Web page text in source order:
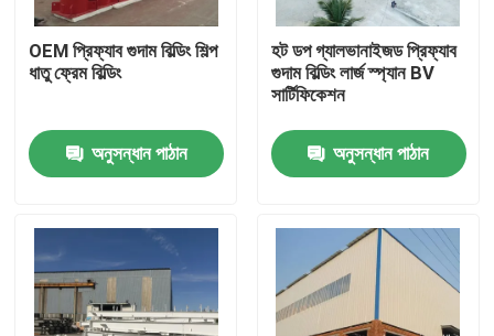
পণ্য
আমাদের সম্বন্ধে
OEM প্রিফ্যাব গুদাম বিল্ডিং শিল্প
ধাতু ফ্রেম বিল্ডিং
অনুসন্ধান পাঠান
হট ডপ গ্যালভানাইজড প্রিফ্যাব
গুদাম বিল্ডিং লার্জ স্প্যান BV
সার্টিফিকেশন
অনুসন্ধান পাঠান